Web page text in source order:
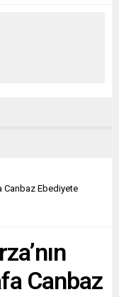
Canbaz Ebediyete
Canbaz